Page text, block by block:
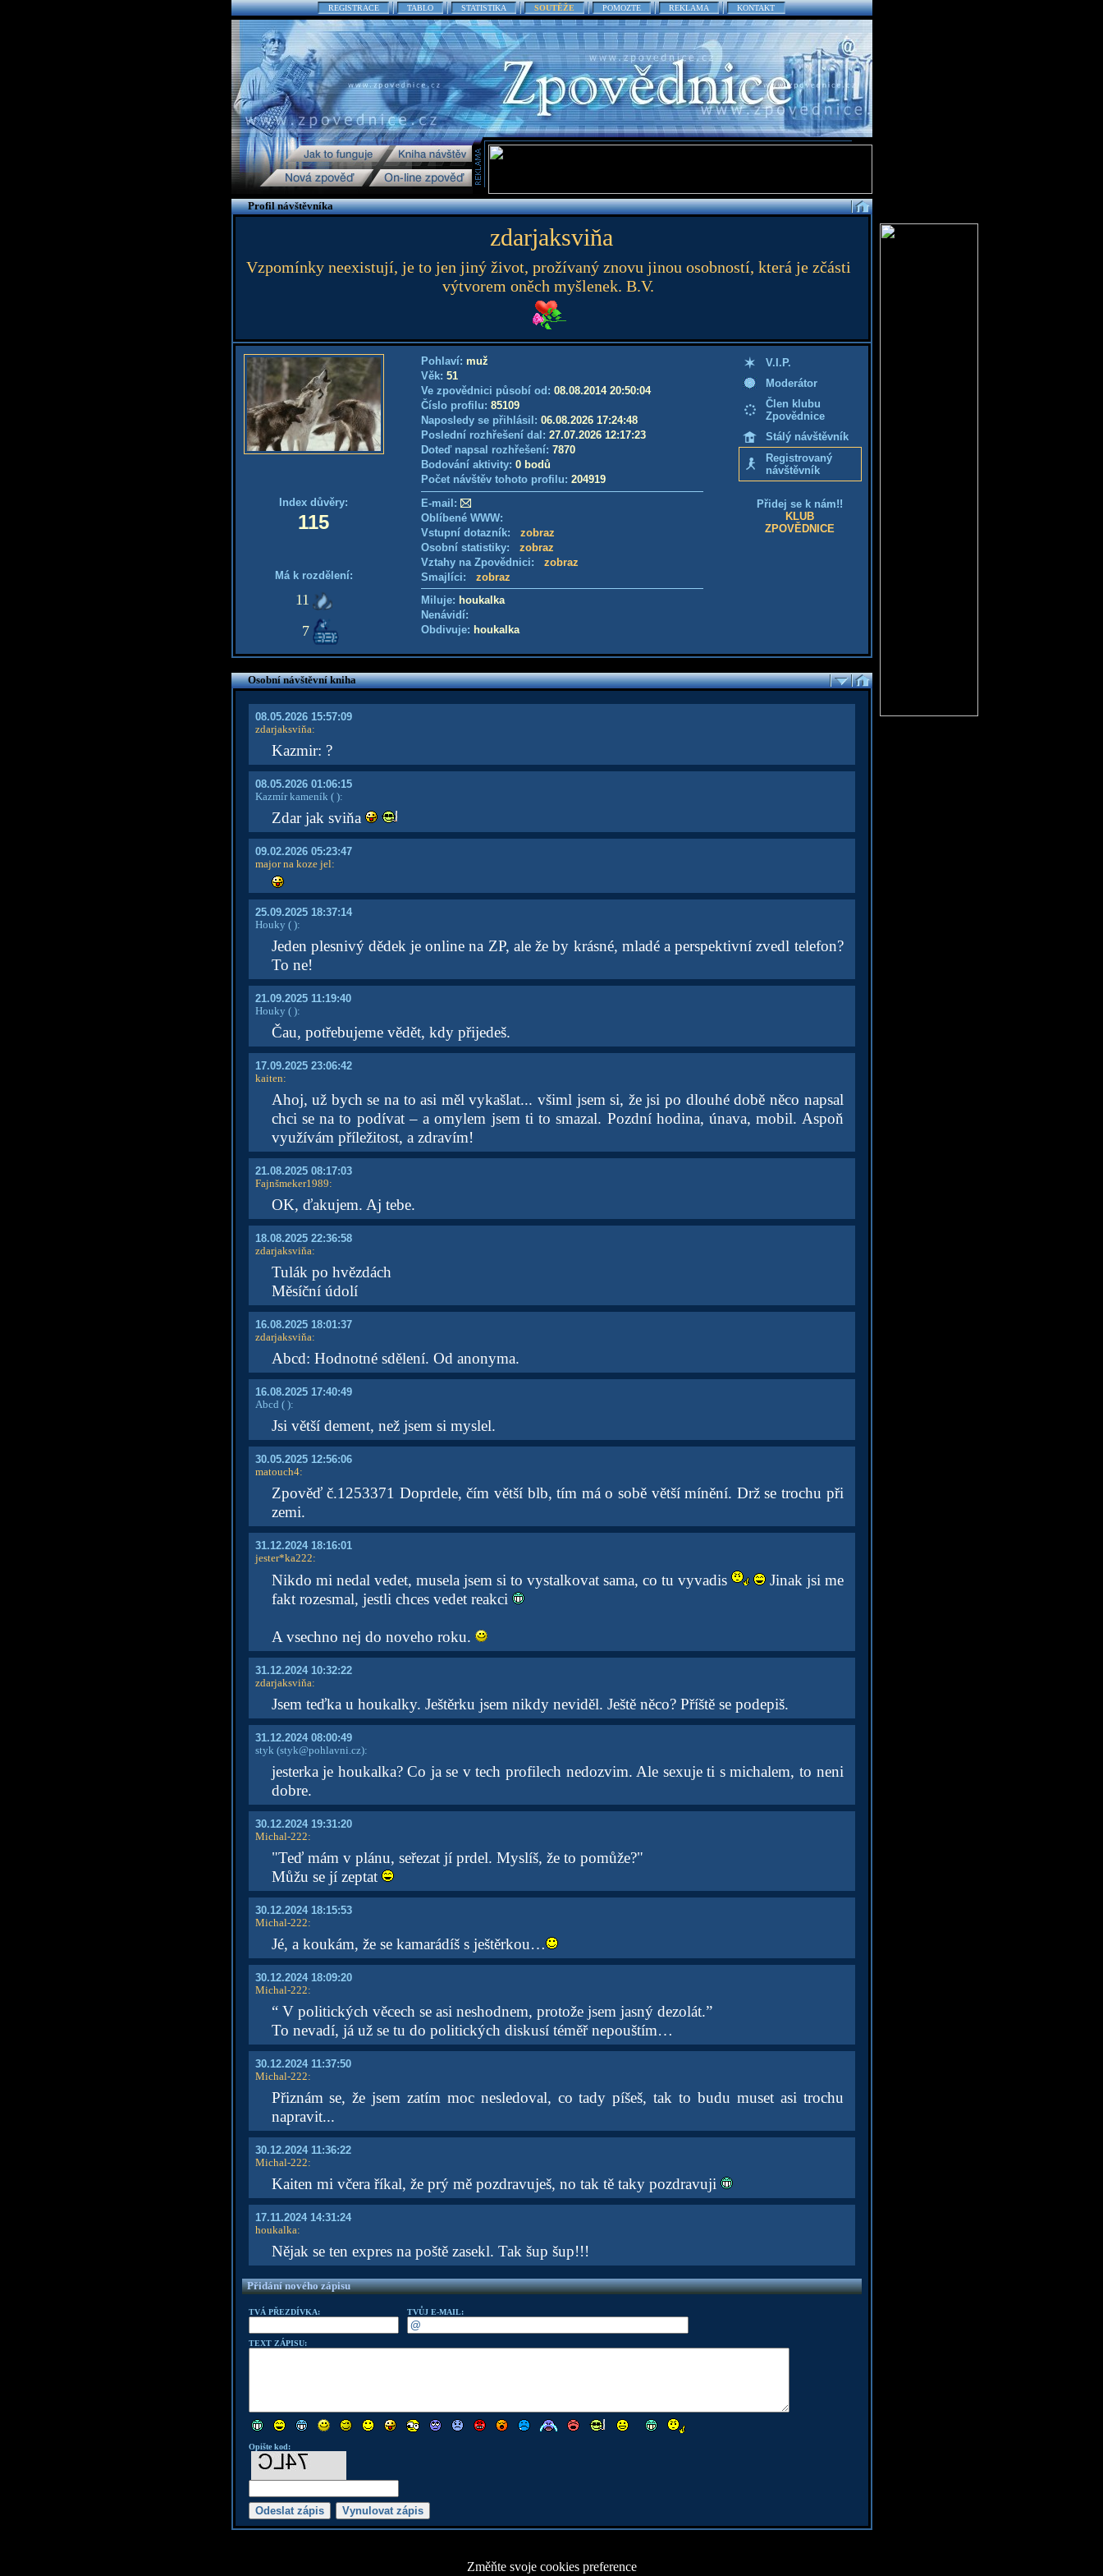
REGISTRACE TABLO STATISTIKA SOUTĚŽE POMOZTE REKLAMA KONTAKT
Profil návštěvníka
zdarjaksviňa
Vzpomínky neexistují, je to jen jiný život, prožívaný znovu jinou osobností, která je zčásti
výtvorem oněch myšlenek. B.V.
Index důvěry:
115
Má k rozdělení:
11
7
Pohlaví: muž
Věk: 51
Ve zpovědnici působí od: 08.08.2014 20:50:04
Číslo profilu: 85109
Naposledy se přihlásil: 06.08.2026 17:24:48
Poslední rozhřešení dal: 27.07.2026 12:17:23
Doteď napsal rozhřešení: 7870
Bodování aktivity: 0 bodů
Počet návštěv tohoto profilu: 204919
E-mail:
Oblíbené WWW:
Vstupní dotazník: zobraz
Osobní statistiky: zobraz
Vztahy na Zpovědnici: zobraz
Smajlíci: zobraz
Miluje: houkalka
Nenávidí:
Obdivuje: houkalka
V.I.P.
Moderátor
Člen klubu
Zpovědnice
Stálý návštěvník
Registrovaný
návštěvník
Přidej se k nám!!
KLUB
ZPOVĚDNICE
Osobní návštěvní kniha
08.05.2026 15:57:09
zdarjaksviňa:
Kazmir: ?
08.05.2026 01:06:15
Kazmír kameník( ):
Zdar jak sviňa
09.02.2026 05:23:47
major na koze jel:
25.09.2025 18:37:14
Houky ( ):
Jeden plesnivý dědek je online na ZP, ale že by krásné, mladé a perspektivní zvedl telefon?
To ne!
21.09.2025 11:19:40
Houky ( ):
Čau, potřebujeme vědět, kdy přijedeš.
17.09.2025 23:06:42
kaiten:
Ahoj, už bych se na to asi měl vykašlat... všiml jsem si, že jsi po dlouhé době něco napsal
chci se na to podívat – a omylem jsem ti to smazal. Pozdní hodina, únava, mobil. Aspoň
využívám příležitost, a zdravím!
21.08.2025 08:17:03
Fajnšmeker1989:
OK, ďakujem. Aj tebe.
18.08.2025 22:36:58
zdarjaksviňa:
Tulák po hvězdách
Měsíční údolí
16.08.2025 18:01:37
zdarjaksviňa:
Abcd: Hodnotné sdělení. Od anonyma.
16.08.2025 17:40:49
Abcd ( ):
Jsi větší dement, než jsem si myslel.
30.05.2025 12:56:06
matouch4:
Zpověď č.1253371 Doprdele, čím větší blb, tím má o sobě větší mínění. Drž se trochu při
zemi.
31.12.2024 18:16:01
jester*ka222:
Nikdo mi nedal vedet, musela jsem si to vystalkovat sama, co tu vyvadis
Jinak jsi me
fakt rozesmal, jestli chces vedet reakci
A vsechno nej do noveho roku.
31.12.2024 10:32:22
zdarjaksviňa:
Jsem teďka u houkalky. Ještěrku jsem nikdy neviděl. Ještě něco? Příště se podepiš.
31.12.2024 08:00:49
styk(styk@pohlavni.cz):
jesterka je houkalka? Co ja se v tech profilech nedozvim. Ale sexuje ti s michalem, to neni
dobre.
30.12.2024 19:31:20
Michal-222:
"Teď mám v plánu, seřezat jí prdel. Myslíš, že to pomůže?"
Můžu se jí zeptat
30.12.2024 18:15:53
Michal-222:
Jé, a koukám, že se kamarádíš s ještěrkou…
30.12.2024 18:09:20
Michal-222:
“ V politických věcech se asi neshodnem, protože jsem jasný dezolát.”
To nevadí, já už se tu do politických diskusí téměř nepouštím…
30.12.2024 11:37:50
Michal-222:
Přiznám se, že jsem zatím moc nesledoval, co tady píšeš, tak to budu muset asi trochu
napravit...
30.12.2024 11:36:22
Michal-222:
Kaiten mi včera říkal, že prý mě pozdravuješ, no tak tě taky pozdravuji
17.11.2024 14:31:24
houkalka:
Nějak se ten expres na poště zasekl. Tak šup šup!!!
Přidání nového zápisu
TVÁ PŘEZDÍVKA: TVŮJ E-MAIL:
TEXT ZÁPISU:
Opište kod:
Změňte svoje cookies preference